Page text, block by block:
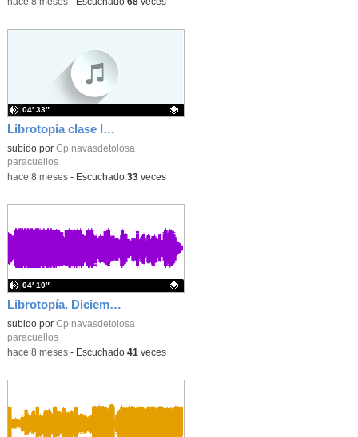
-hace 8 meses- Escuchado 68veces
Librotopía clase lobos
Contenido educativo.
subido por Cp navasdetolosa
paracuellos
04′ 33″
-hace 8 meses- Escuchado 33veces
Librotopía. Diciembre 2025
Contenido educativo.
subido por Cp navasdetolosa
paracuellos
04′ 10″
-hace 8 meses- Escuchado 41veces